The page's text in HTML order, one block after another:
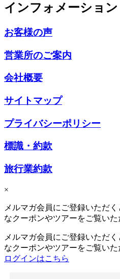
インフォメーション
お客様の声
営業所のご案内
会社概要
サイトマップ
プライバシーポリシー
標識・約款
旅行業約款
×
メルマガ会員にご登録いただ
なクーポンやツアーをご覧いた
メルマガ会員にご登録いただ
なクーポンやツアーをご覧いた
ログインはこちら